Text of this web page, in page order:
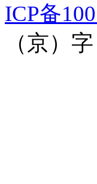
ICP备
（京）